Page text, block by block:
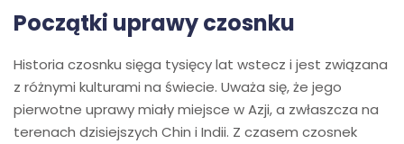
Początki uprawy czosnku
Historia czosnku sięga tysięcy lat wstecz i jest związana
z różnymi kulturami na świecie. Uważa się, że jego
pierwotne uprawy miały miejsce w Azji, a zwłaszcza na
terenach dzisiejszych Chin i Indii. Z czasem czosnek